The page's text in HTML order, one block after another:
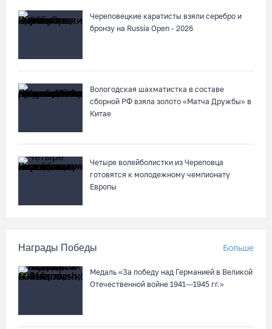
Череповецкие каратисты взяли серебро и
бронзу на Russia Open - 2026
Вологодская шахматистка в составе
сборной РФ взяла золото «Матча Дружбы» в
Китае
Четыре волейболистки из Череповца
готовятся к молодежному чемпионату
Европы
Награды Победы Больше
Медаль «За победу над Германией в Великой
Отечественной войне 1941—1945 гг.»